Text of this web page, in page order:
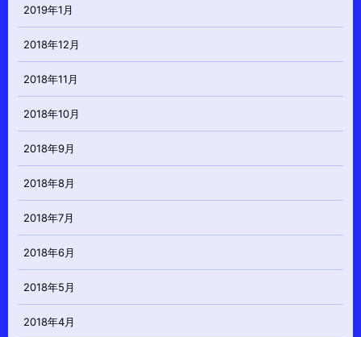
2019年1月
2018年12月
2018年11月
2018年10月
2018年9月
2018年8月
2018年7月
2018年6月
2018年5月
2018年4月